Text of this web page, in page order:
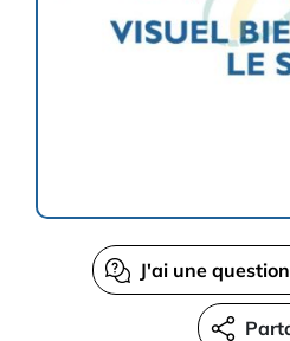
J'ai une